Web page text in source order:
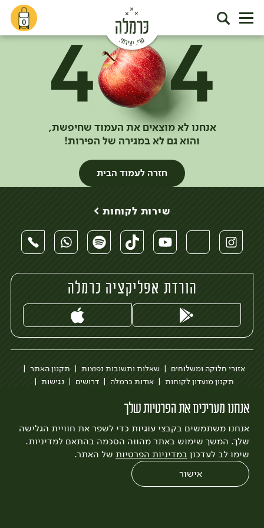
0
אנחנו לא מוצאים את העמוד שחיפשת,
והוא גם לא במגירה של הפירות!
חזרה לעמוד הבית
אנחנו מעריכים את הפרטיות שלך
אנחנו משתמשים בקבצי עוגיות כדי לשפר את חוויית הגלישה
שלך. המשך שימוש באתר מהווה הסכמה בהתאם למדיניות.
שימו לב לעדכון במדיניות הפרטיות של האתר.
אישור
שירות לקוחות >
הורדת אפליקציה כרמלה
אזורי חלוקה ומשלוחים שאלות ותשובות נפוצות
תקנון האתר
תקנון מועדון לקוחות
אודות כרמלה דרושים
נגישות
לצפייה בעדכון מדיניות פרטיות
עיצוב:3bears פיתוח:Quatro